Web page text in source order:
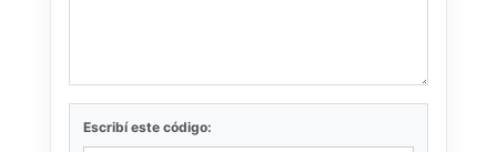
Escribí este código: